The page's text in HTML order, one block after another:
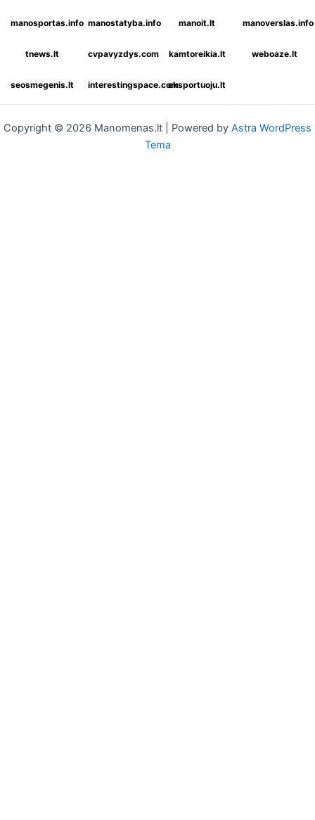
manosportas.info manostatyba.info manoit.lt manoverslas.info
tnews.lt cvpavyzdys.com kamtoreikia.lt weboaze.lt
seosmegenis.lt interestingspace.comeksportuoju.lt
Copyright © 2026 Manomenas.lt | Powered by Astra WordPress
Tema